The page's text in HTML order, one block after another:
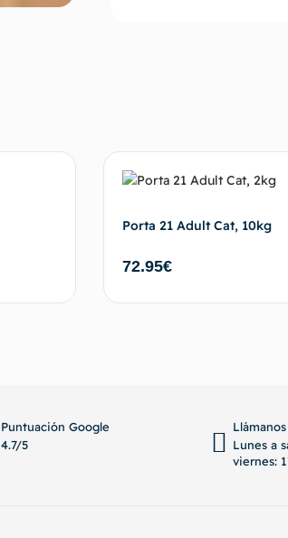
Porta 21 Adult Cat, 10kg
72.95€
Puntuación Google
4.7/5
Llámanos
Lunes a
viernes: